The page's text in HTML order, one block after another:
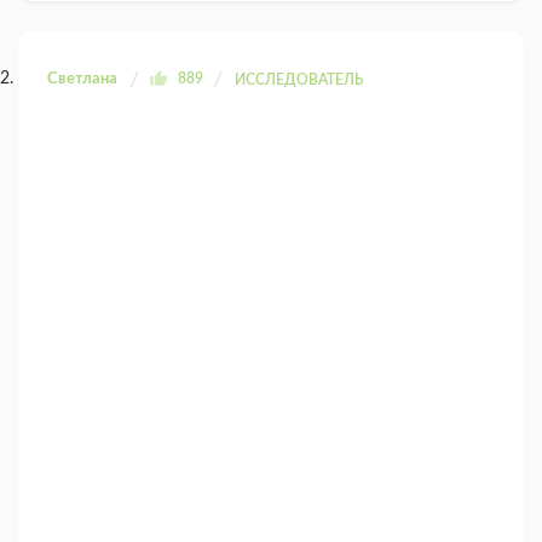
Светлана 889 ИССЛЕДОВАТЕЛЬ